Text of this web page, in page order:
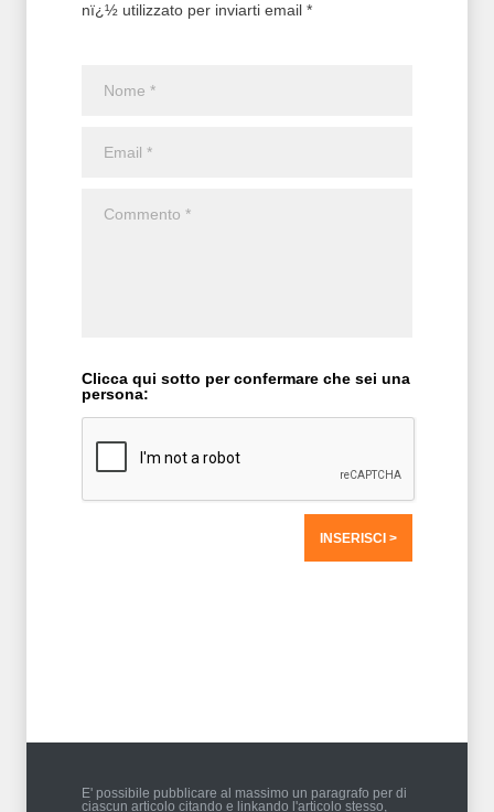
nï¿½ utilizzato per inviarti email *
Clicca qui sotto per confermare che sei una
persona:
E' possibile pubblicare al massimo un paragrafo per di
ciascun articolo citando e linkando l'articolo stesso,